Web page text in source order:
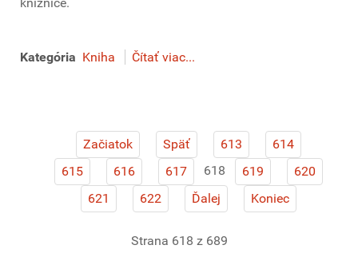
Kategória Kniha Čítať viac...
Začiatok Späť 613
614
615
616 617 618 619
620
621
622 Ďalej Koniec
Strana 618 z 689